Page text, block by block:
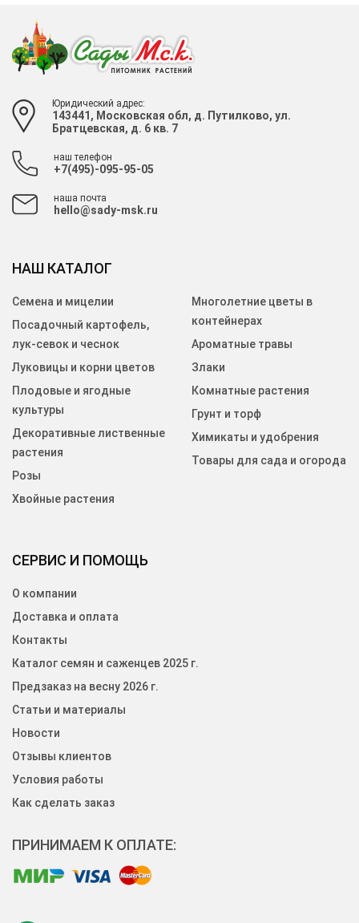
Юридический адрес:
143441, Московская обл, д. Путилково, ул.
Братцевская, д. 6 кв. 7
наш телефон
+7(495)-095-95-05
наша почта
hello@sady-msk.ru
СЕРВИС И ПОМОЩЬ
О компании
Доставка и оплата
Контакты
Каталог семян и саженцев 2025 г.
Предзаказ на весну 2026 г.
Статьи и материалы
Новости
Отзывы клиентов
Условия работы
Как сделать заказ
НАШ КАТАЛОГ
Семена и мицелии
Посадочный картофель,
лук-севок и чеснок
Луковицы и корни цветов
Плодовые и ягодные
культуры
Декоративные лиственные
растения
Розы
Хвойные растения
Многолетние цветы в
контейнерах
Ароматные травы
Злаки
Комнатные растения
Грунт и торф
Химикаты и удобрения
Товары для сада и огорода
ПРИНИМАЕМ К ОПЛАТЕ: